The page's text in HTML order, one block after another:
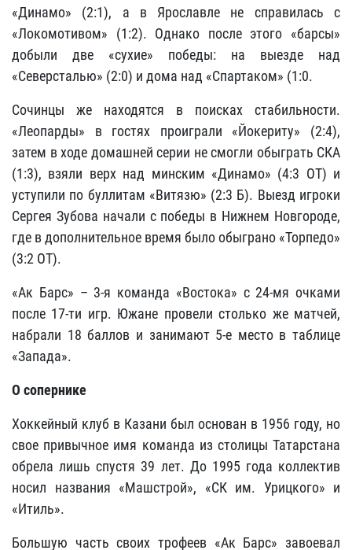
«Динамо» (2:1), а в Ярославле не справилась с
«Локомотивом» (1:2). Однако после этого «барсы»
добыли две «сухие» победы: на выезде над
«Северсталью» (2:0) и дома над «Спартаком» (1:0.
Сочинцы же находятся в поисках стабильности.
«Леопарды» в гостях проиграли «Йокериту» (2:4),
затем в ходе домашней серии не смогли обыграть СКА
(1:3), взяли верх над минским «Динамо» (4:3 ОТ) и
уступили по буллитам «Витязю» (2:3 Б). Выезд игроки
Сергея Зубова начали с победы в Нижнем Новгороде,
где в дополнительное время было обыграно «Торпедо»
(3:2 ОТ).
«Ак Барс» – 3-я команда «Востока» с 24-мя очками
после 17-ти игр. Южане провели столько же матчей,
набрали 18 баллов и занимают 5-е место в таблице
«Запада».
О сопернике
Хоккейный клуб в Казани был основан в 1956 году, но
свое привычное имя команда из столицы Татарстана
обрела лишь спустя 39 лет. До 1995 года коллектив
носил названия «Машстрой», «СК им. Урицкого» и
«Итиль».
Большую часть своих трофеев «Ак Барс» завоевал